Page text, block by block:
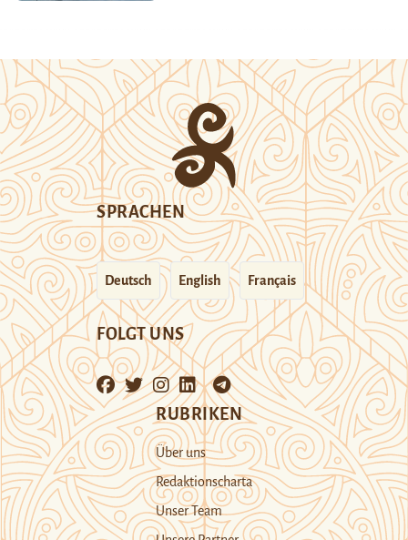
SPRACHEN
Deutsch English Français
FOLGT UNS
RUBRIKEN
Über uns
Redaktionscharta
Unser Team